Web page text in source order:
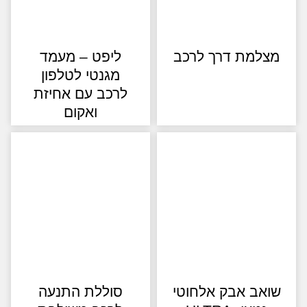
דרך לרכב
ליפט – מעמד
מגנטי לטלפון
לרכב עם אחיזת
אבק אלחוטי
סוללת התנעה